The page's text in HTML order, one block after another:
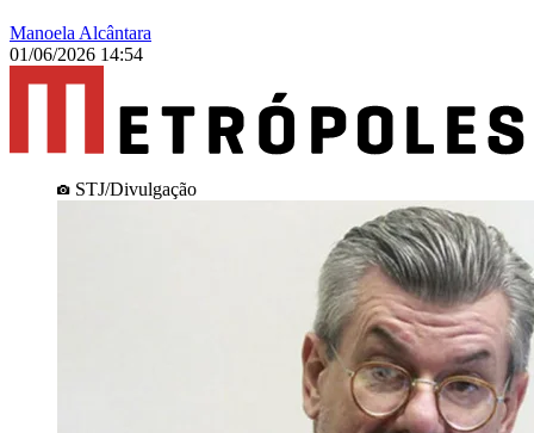
Manoela Alcântara
01/06/2026 14:54
STJ/Divulgação